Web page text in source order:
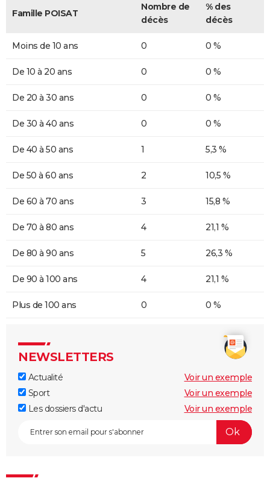
Famille POISAT
Nombre de
décès
% des
décès
Moins de 10 ans 0 0 %
De 10 à 20 ans 0 0 %
De 20 à 30 ans 0 0 %
De 30 à 40 ans 0 0 %
De 40 à 50 ans 1 5,3 %
De 50 à 60 ans 2 10,5 %
De 60 à 70 ans 3 15,8 %
De 70 à 80 ans 4 21,1 %
De 80 à 90 ans 5 26,3 %
De 90 à 100 ans 4 21,1 %
Plus de 100 ans 0 0 %
NEWSLETTERS
Actualité
Voir un exemple
Sport
Voir un exemple
Les dossiers d'actu
Voir un exemple